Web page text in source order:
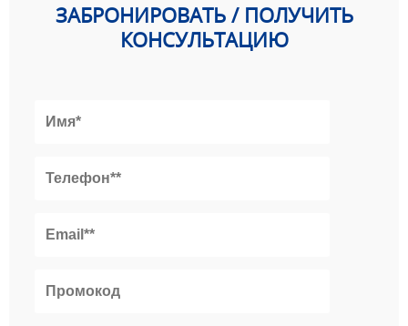
ЗАБРОНИРОВАТЬ / ПОЛУЧИТЬ
КОНСУЛЬТАЦИЮ